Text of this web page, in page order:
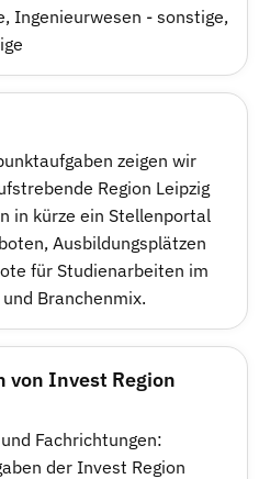
, Ingenieurwesen - sonstige,
zeigen wir
Region Leipzig
in kürze ein Stellenportal
Ausbildungsplätzen
für Studienarbeiten im
Branchenmix.
Invest Region
Fachrichtungen:
der Invest Region